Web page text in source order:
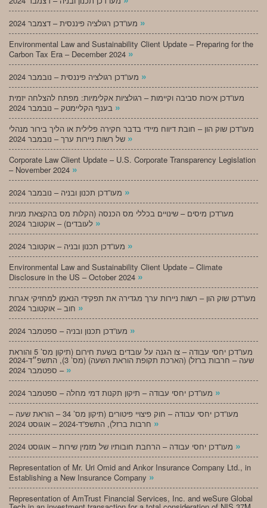
»
Environmental Law and Sustainability Client Update – Preparing for the
Carbon Tax Era – December 2024 »
»
מעו”דכן איכות סביבה וקיימות – רגולציות אקלימיות: מפתח להצלחה יזמית
»
מעו”דכן שוק הון – חובת דיווח מיידי בדבר חקירה פלילית או הליך בירור מנהלי
»
Corporate Law Client Update – U.S. Corporate Transparency Legislation
– November 2024 »
»
מעו”דכן מיסים – שינויים בכללי מס הכנסה (הקלות מס בהקצאת מניות
»
»
Environmental Law and Sustainability Client Update – Climate
Disclosure in the US – October 2024 »
מעו”דכן שוק הון – רשות ניירות ערך מגדירה את תפקידי הנאמן למחזיקי אגרות
»
»
מעו”דכן יחסי עבודה – צו הגנה על עובדים בשעת חירום (תיקון מס’ 5 והוראת
שעה – חרבות ברזל) (הארכת תקופת הוראת השעה) (מס’ 3), התשפ״ד-2024
– ספטמבר 2024 »
»
מעו”דכן יחסי עבודה – חוק פיצויי פיטורים (תיקון מס’ 34 – הוראת שעה –
»
»
Representation of Mr. Uri Omid and Ankor Insurance Company Ltd., in
Establishing a New Insurance Company »
Representation of AmTrust Financial Services, Inc. and weSure Global